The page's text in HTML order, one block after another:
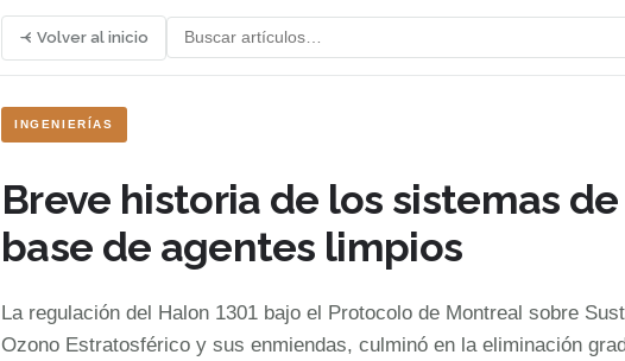
Volver al inicio
INGENIERÍAS
Breve historia de los sistemas
base de agentes limpios
La regulación del Halon 1301 bajo el Protocolo de Montreal sobre
Ozono Estratosférico y sus enmiendas, culminó en la eliminación